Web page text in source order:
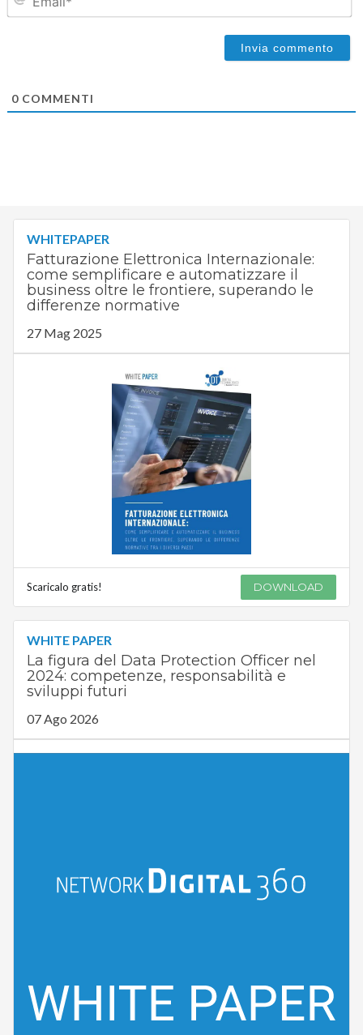
0COMMENTI
WHITEPAPER
Fatturazione Elettronica Internazionale:
come semplificare e automatizzare il
business oltre le frontiere, superando le
differenze normative
27 Mag 2025
Scaricalo gratis! DOWNLOAD
WHITE PAPER
La figura del Data Protection Officer nel
2024: competenze, responsabilità e
sviluppi futuri
07 Ago 2026